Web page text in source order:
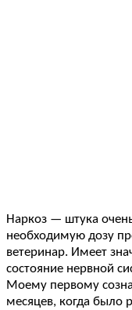
Наркоз — штука
необходимую дозу
ветеринар. Имеет
состояние нервной
Моему первому
месяцев, когда было